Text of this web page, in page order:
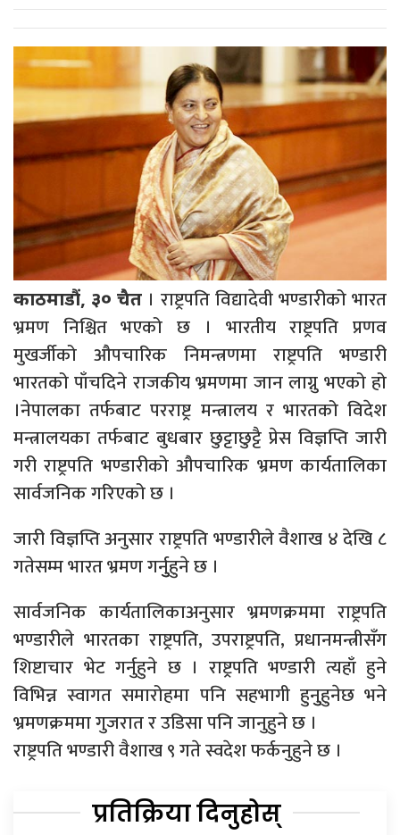
काठमाडौं, ३० चैत । राष्ट्रपति विद्यादेवी भण्डारीको भारत
भ्रमण निश्चित भएको छ । भारतीय राष्ट्रपति प्रणव
मुखर्जीको औपचारिक निमन्त्रणमा राष्ट्रपति भण्डारी
भारतको पाँचदिने राजकीय भ्रमणमा जान लाग्नु भएको हो
।नेपालका तर्फबाट परराष्ट्र मन्त्रालय र भारतको विदेश
मन्त्रालयका तर्फबाट बुधबार छुट्टाछुट्टै प्रेस विज्ञप्ति जारी
गरी राष्ट्रपति भण्डारीको औपचारिक भ्रमण कार्यतालिका
सार्वजनिक गरिएको छ ।
जारी विज्ञप्ति अनुसार राष्ट्रपति भण्डारीले वैशाख ४ देखि ८
गतेसम्म भारत भ्रमण गर्नुुहुने छ ।
सार्वजनिक कार्यतालिकाअनुसार भ्रमणक्रममा राष्ट्रपति
भण्डारीले भारतका राष्ट्रपति, उपराष्ट्रपति, प्रधानमन्त्रीसँग
शिष्टाचार भेट गर्नुहुने छ । राष्ट्रपति भण्डारी त्यहाँ हुने
विभिन्न स्वागत समारोहमा पनि सहभागी हुनुुहुनेछ भने
भ्रमणक्रममा गुजरात र उडिसा पनि जानुहुने छ ।
राष्ट्रपति भण्डारी वैशाख ९ गते स्वदेश फर्कनुहुने छ ।
प्रतिक्रिया दिनुहोस्